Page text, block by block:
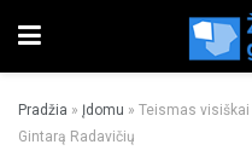
Pradžia » Įdomu » Teismas visiškai
Gintarą Radavičių